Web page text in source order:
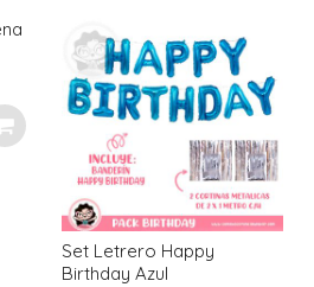
Set Letrero Happy
Birthday Azul